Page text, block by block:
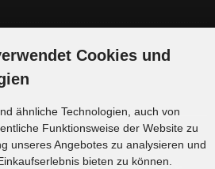
box_miscellaneous.html verändert werden. Die
Cookies und
ähnliche Technologien, auch von
Funktionsweise der Website zu
unseres Angebotes zu analysieren und
bieten zu können.